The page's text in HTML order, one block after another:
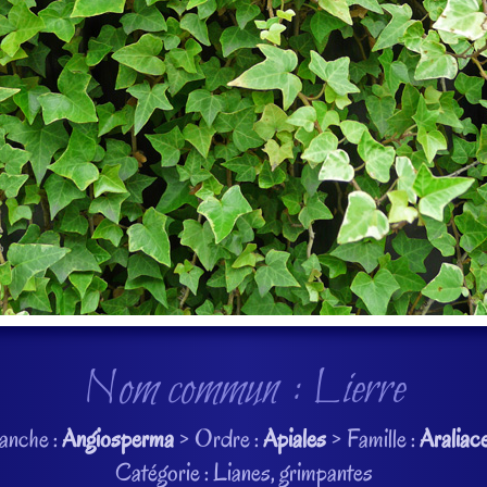
Nom commun : Lierre
:Angiosperma> Ordre :Apiales> Famille :
Catégorie : Lianes, grimpantes